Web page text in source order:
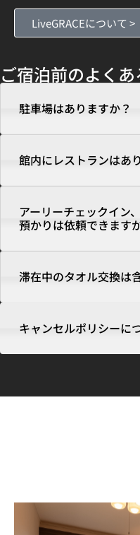
LiveGRACEについて >
ご宿泊前のよく
駐車場はありますか？
館内にレストランはあ
アーリーチェックイン
預かりは依頼できます
滞在中のタオル交換は
キャンセルポリシーに